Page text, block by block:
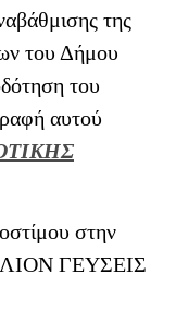
της
του Δήμου
του
αυτού
στην
ΙΛΙΟΝ ΓΕΥΣΕΙΣ